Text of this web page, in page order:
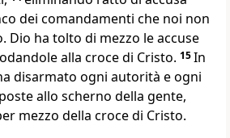
dei comandamenti che noi non
Dio ha tolto di mezzo le accuse
alla croce di Cristo. 15In
disarmato ogni autorità e ogni
allo scherno della gente,
mezzo della croce di Cristo.